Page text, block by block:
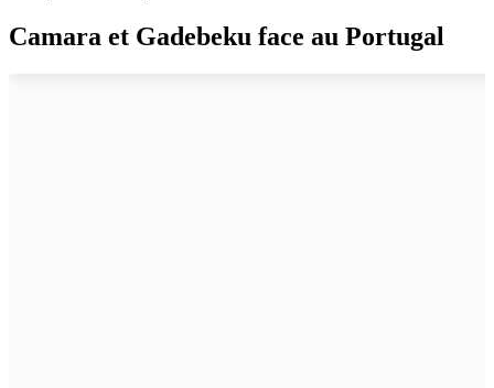
Camara et Gadebeku face au Portugal